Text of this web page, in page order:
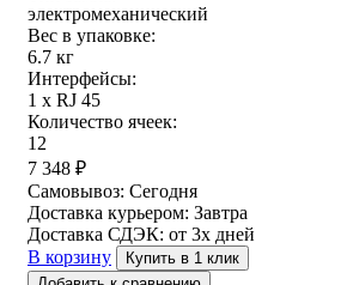
электромеханический
Вес в упаковке:
6.7 кг
Интерфейсы:
1 x RJ 45
Количество ячеек:
12
7 348 ₽
Самовывоз: Сегодня
Доставка курьером: Завтра
Доставка СДЭК: от 3х дней
В корзину
Купить в 1 клик